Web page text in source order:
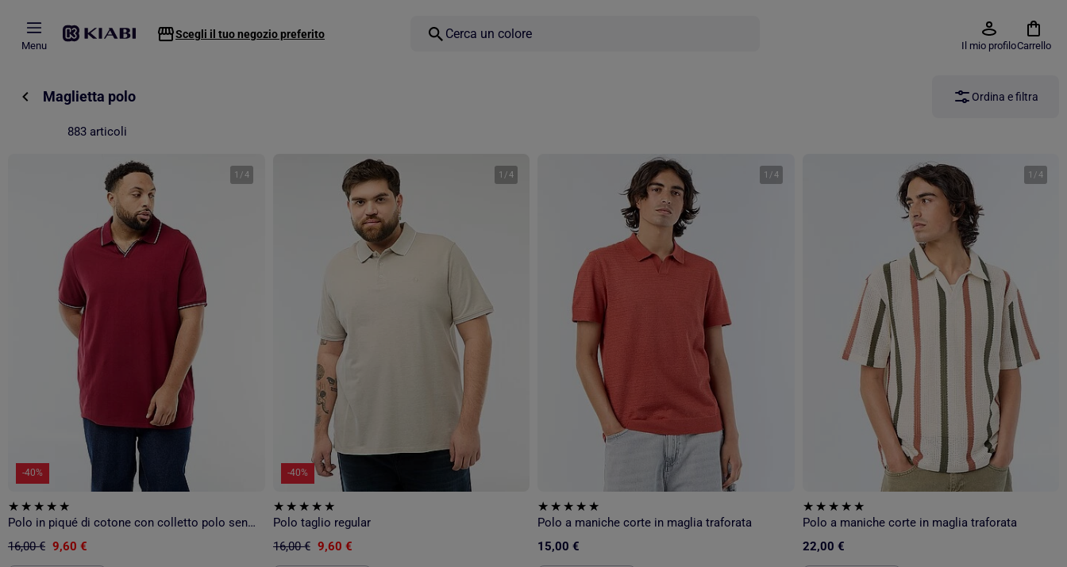
Menu
Scegli il tuo negozio preferito
Il mio profiloCarrello
Maglietta polo Ordina e filtra
883 articoli
1 /4
-40%
Polo in piqué di cotone con colletto polo senza bottoni
16,00 € 9,60 €
1 /4
-40%
Polo taglio regular
16,00 € 9,60 €
1 /4
Polo a maniche corte in maglia traforata
15,00 €
1 /4
Polo a maniche corte in maglia traforata
22,00 €